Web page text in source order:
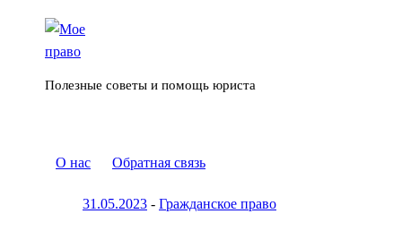
Полезные советы и помощь юриста
О нас Обратная связь
31.05.2023 - Гражданское право